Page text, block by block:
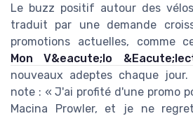
Le buzz positif autour des
traduit par une demande
promotions actuelles, comme
Mon V&eacute;lo
nouveaux adeptes chaque
note : « J'ai profité d'une promo
Macina Prowler, et je ne